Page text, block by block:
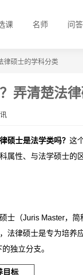
课 名师 问答
律硕士的学科分类
弄清楚法
硕士是法学类吗？ 这
属性、与法学硕士的
士（Juris Master，简
法律硕士是专为培养
独立分支。
目标